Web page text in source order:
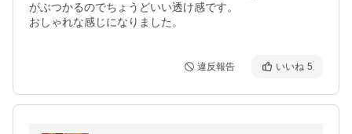
がぶつかるのでちょうどいい透け感です。
違反報告 いいね 5